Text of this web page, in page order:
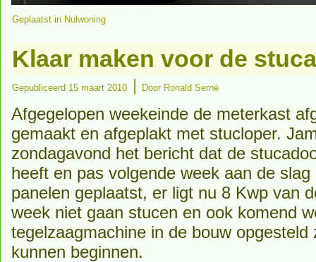
Geplaatst in Nulwoning
Klaar maken voor de
Gepubliceerd 15 maart 2010 | Door Ronald Serné
Afgegelopen weekeinde de meterkast
gemaakt en afgeplakt met stucloper.
zondagavond het bericht dat de
heeft en pas volgende week aan de
panelen geplaatst, er ligt nu 8 Kwp van
week niet gaan stucen en ook komend
tegelzaagmachine in de bouw
kunnen beginnen.